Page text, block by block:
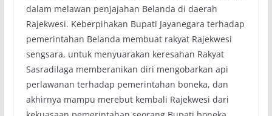
dalam melawan penjajahan Belanda di daerah
Rajekwesi. Keberpihakan Bupati Jayanegara terhadap
pemerintahan Belanda membuat rakyat Rajekwesi
sengsara, untuk menyuarakan keresahan Rakyat
Sasradilaga memberanikan diri mengobarkan api
perlawanan terhadap pemerintahan boneka, dan
akhirnya mampu merebut kembali Rajekwesi dari